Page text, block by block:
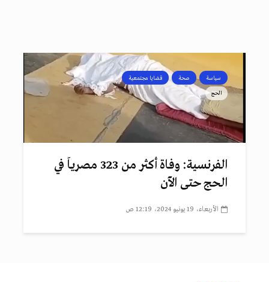
سياسة صحة قضايا مجتمعية
الحج
الفرنسية: وفاة أكثر من 323 مصرياً في
الحج حتى الآن
الأربعاء، 19 يونيو 2024، 12:19 ص